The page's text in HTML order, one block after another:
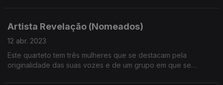
Artista Revelação (Nomeados)
12 abr. 2023
Este quarteto tem três mulheres que se destacam pela
originalidade das suas vozes e de um grupo em que se